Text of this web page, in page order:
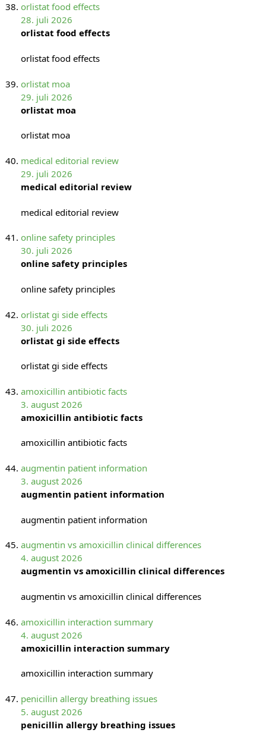
orlistat food effects
28. juli 2026
orlistat food effects
orlistat food effects
orlistat moa
29. juli 2026
orlistat moa
orlistat moa
medical editorial review
29. juli 2026
medical editorial review
medical editorial review
online safety principles
30. juli 2026
online safety principles
online safety principles
orlistat gi side effects
30. juli 2026
orlistat gi side effects
orlistat gi side effects
amoxicillin antibiotic facts
3. august 2026
amoxicillin antibiotic facts
amoxicillin antibiotic facts
augmentin patient information
3. august 2026
augmentin patient information
augmentin patient information
augmentin vs amoxicillin clinical differences
4. august 2026
augmentin vs amoxicillin clinical differences
augmentin vs amoxicillin clinical differences
amoxicillin interaction summary
4. august 2026
amoxicillin interaction summary
amoxicillin interaction summary
penicillin allergy breathing issues
5. august 2026
penicillin allergy breathing issues